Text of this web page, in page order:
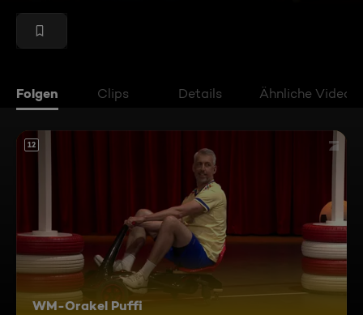
Folgen Clips Details Ähnliche Videos
12
WM-Orakel Puffi